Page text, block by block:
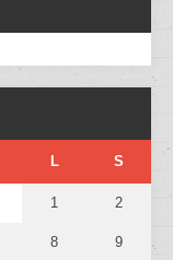
L S
1 2
8 9